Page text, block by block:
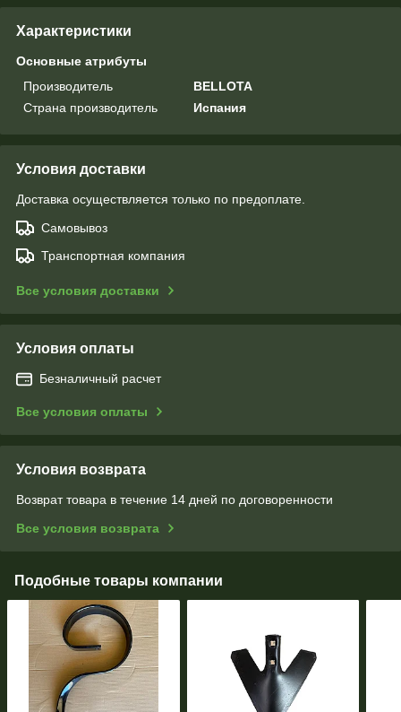
Характеристики
Основные атрибуты
Производитель
BELLOTA
Страна производитель
Испания
Условия доставки
Доставка осуществляется только по предоплате.
Самовывоз
Транспортная компания
Все условия доставки
Условия оплаты
Безналичный расчет
Все условия оплаты
Условия возврата
Возврат товара в течение 14 дней по договоренности
Все условия возврата
Подобные товары компании